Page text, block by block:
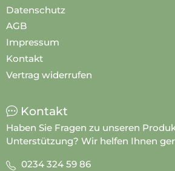
Datenschutz
AGB
Impressum
Kontakt
Vertrag widerrufen
Kontakt
Haben Sie Fragen zu unseren
Unterstützung? Wir helfen Ihnen
0234 324 59 86